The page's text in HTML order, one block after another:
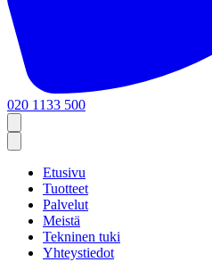
020 1133 500
Etusivu
Tuotteet
Palvelut
Meistä
Tekninen tuki
Yhteystiedot